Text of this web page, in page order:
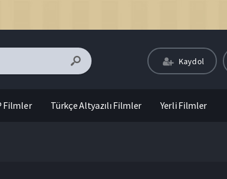
Kaydol
Filmler Türkçe Altyazılı Filmler Yerli Filmler